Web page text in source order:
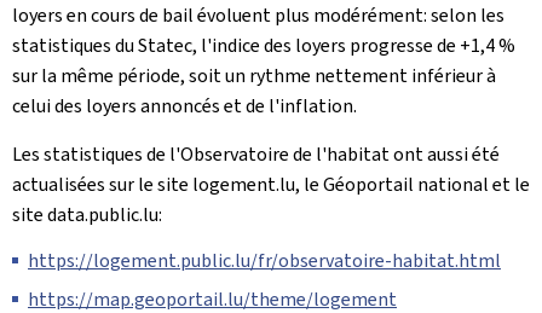
loyers en cours de bail évoluent plus modérément: selon les
statistiques du Statec, l'indice des loyers progresse de +1,4 %
sur la même période, soit un rythme nettement inférieur à
celui des loyers annoncés et de l'inflation.
Les statistiques de l'Observatoire de l'habitat ont aussi été
actualisées sur le site logement.lu, le Géoportail national et le
site data.public.lu:
https://logement.public.lu/fr/observatoire-habitat.html
https://map.geoportail.lu/theme/logement